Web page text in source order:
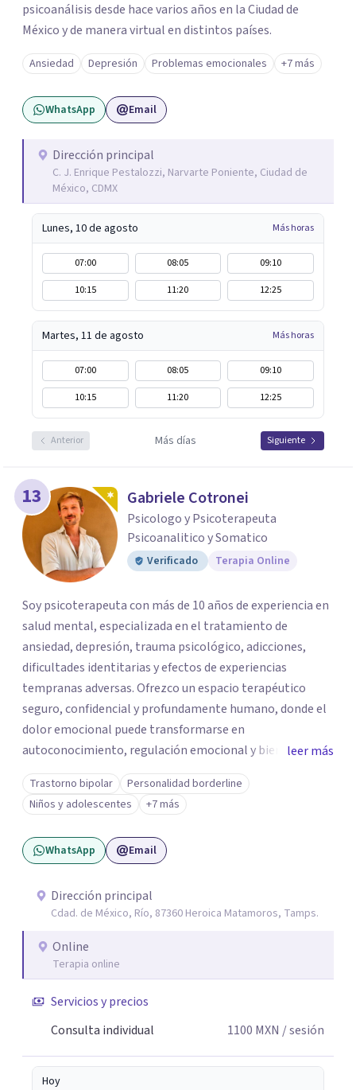
psicoanálisis desde hace varios años en la Ciudad de
México y de manera virtual en distintos países.
Ansiedad Depresión Problemas emocionales +7 más
WhatsApp Email
Dirección principal
C. J. Enrique Pestalozzi, Narvarte Poniente, Ciudad de
México, CDMX
Lunes, 10 de agosto Más horas
07:00 08:05
09:10
10:15
11:20 12:25
Martes, 11 de agosto Más horas
07:00 08:05
09:10
10:15
11:20 12:25
Anterior Más días Siguiente
13 Gabriele Cotronei
Psicologo y Psicoterapeuta
Psicoanalitico y Somatico
Verificado Terapia Online
Soy psicoterapeuta con más de 10 años de experiencia en
salud mental, especializada en el tratamiento de
ansiedad, depresión, trauma psicológico, adicciones,
dificultades identitarias y efectos de experiencias
tempranas adversas. Ofrezco un espacio terapéutico
seguro, confidencial y profundamente humano, donde el
dolor emocional puede transformarse en
autoconocimiento, regulación emocional y bienestar.
Trabajo desde un enfoque integrativo que combina
psicoanálisis, terapia somática y de trauma, psicología
corporal, Mentalization Based Therapy (MBT),
hipnoterapia y respiración neurodinámica, integrando
actualmente la Psicología Analítica Junguiana. Mi
ecopsicología y el trabajo simbólico con el inconsciente,
entendiendo que cada proceso terapéutico es único y
requiere una mirada personalizada.
leer más
Trastorno bipolar
Personalidad borderline
Niños y adolescentes
+7 más
WhatsApp Email
Dirección principal
Cdad. de México, Río, 87360 Heroica Matamoros, Tamps.
Online
Terapia online
Servicios y precios
Consulta individual
1100 MXN / sesión
Hoy